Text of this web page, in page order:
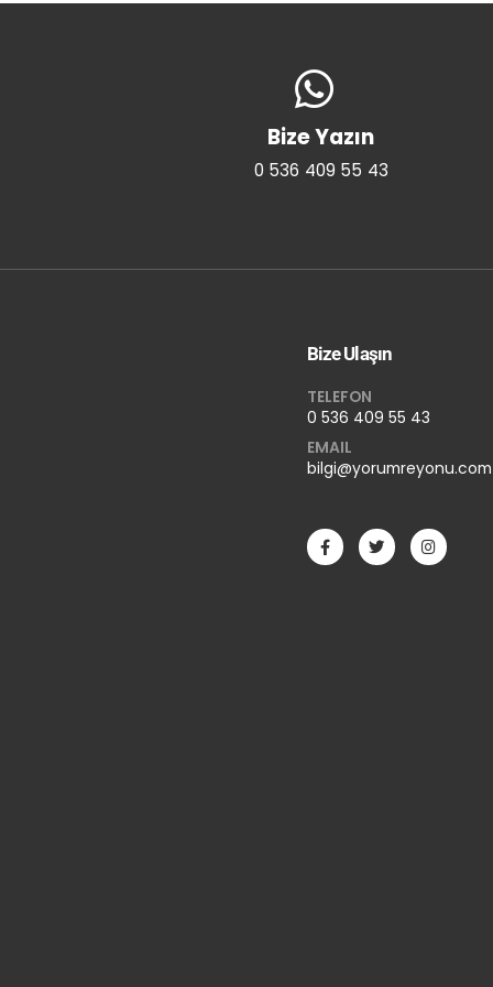
Bize Yazın
0 536 409 55 43
Bize Ulaşın
TELEFON
0 536 409 55 43
EMAIL
bilgi@yorumreyonu.com